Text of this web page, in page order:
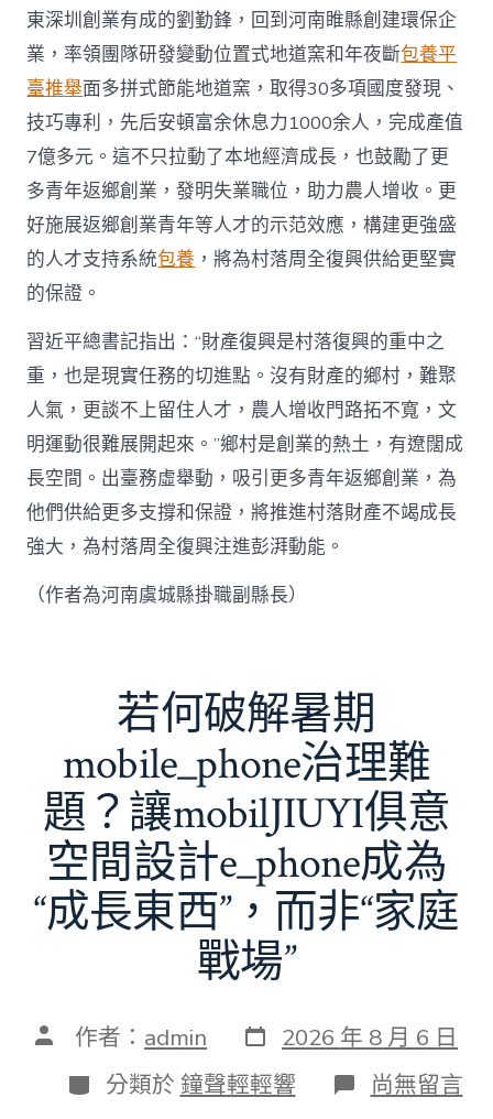
東深圳創業有成的劉勤鋒，回到河南睢縣創建環保企
業，率領團隊研發變動位置式地道窯和年夜斷包養平
臺推舉面多拼式節能地道窯，取得30多項國度發現、
技巧專利，先后安頓富余休息力1000余人，完成產值
7億多元。這不只拉動了本地經濟成長，也鼓勵了更
多青年返鄉創業，發明失業職位，助力農人增收。更
好施展返鄉創業青年等人才的示范效應，構建更強盛
的人才支持系統包養 ，將為村落周全復興供給更堅實
的保證。
習近平總書記指出：“財產復興是村落復興的重中之
重，也是現實任務的切進點。沒有財產的鄉村，難聚
人氣，更談不上留住人才，農人增收門路拓不寬，文
明運動很難展開起來。”鄉村是創業的熱土，有遼闊成
長空間。出臺務虛舉動，吸引更多青年返鄉創業，為
他們供給更多支撐和保證，將推進村落財產不竭成長
強大，為村落周全復興注進彭湃動能。
（作者為河南虞城縣掛職副縣長）
若何破解暑期
mobile_phone治理難
題？讓mobilJIUYI俱意
空間設計e_phone成為
“成長東西”，而非“家庭
戰場”
文 作者： admin 發
表
日
期
2026 年 8 月 6 日
分
類
分類於 鐘聲輕輕響 在
〈若
尚無留言